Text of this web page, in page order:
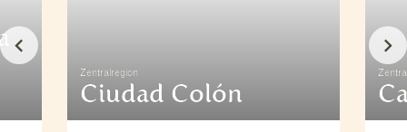
Zentralregion
Ciudad Colón